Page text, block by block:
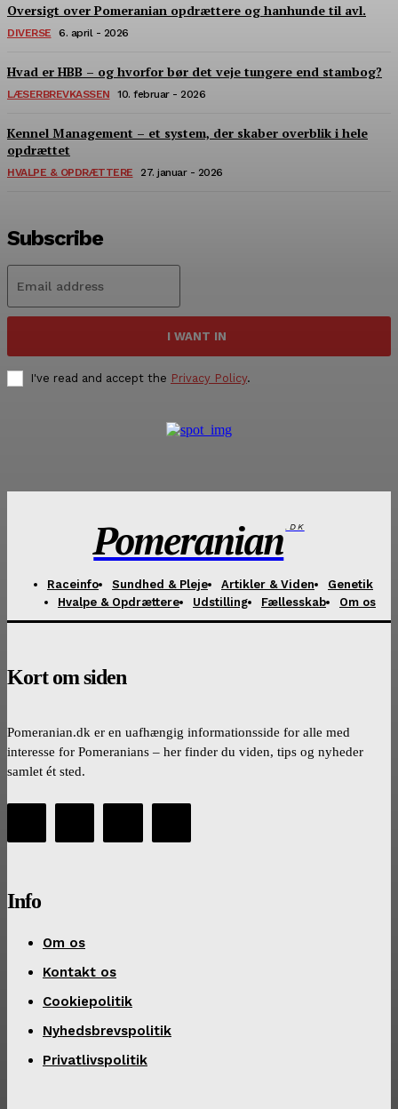
Oversigt over Pomeranian opdrættere og hanhunde til avl.
DIVERSE 6. april - 2026
Hvad er HBB – og hvorfor bør det veje tungere end stambog?
LÆSERBREVKASSEN 10. februar - 2026
Kennel Management – et system, der skaber overblik i hele
opdrættet
HVALPE & OPDRÆTTERE 27. januar - 2026
Subscribe
I WANT IN
I've read and accept the Privacy Policy.
Pomeranian .DK
Raceinfo Sundhed & Pleje Artikler & Viden
Genetik
Hvalpe & Opdrættere
Udstilling Fællesskab Om os
Kort om siden
Pomeranian.dk er en uafhængig informationsside for alle med
interesse for Pomeranians – her finder du viden, tips og nyheder
samlet ét sted.
Info
Om os
Kontakt os
Cookiepolitik
Nyhedsbrevspolitik
Privatlivspolitik